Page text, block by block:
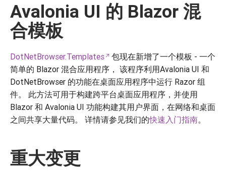
Avalonia UI 的 Blazor 混
合模板
DotNetBrowser.Templates
包现在新增了一个模板 - 一个
简单的 Blazor 混合应用程序， 该程序利用Avalonia UI 和
DotNetBrowser 的功能在桌面应用程序中运行 Razor 组
件。 此方法可用于构建跨平台桌面应用程序，并使用
Blazor 和 Avalonia UI 功能构建其用户界面，在网络和桌面
之间共享大量代码。 详情请参见我们的快速入门指南。
重大变更